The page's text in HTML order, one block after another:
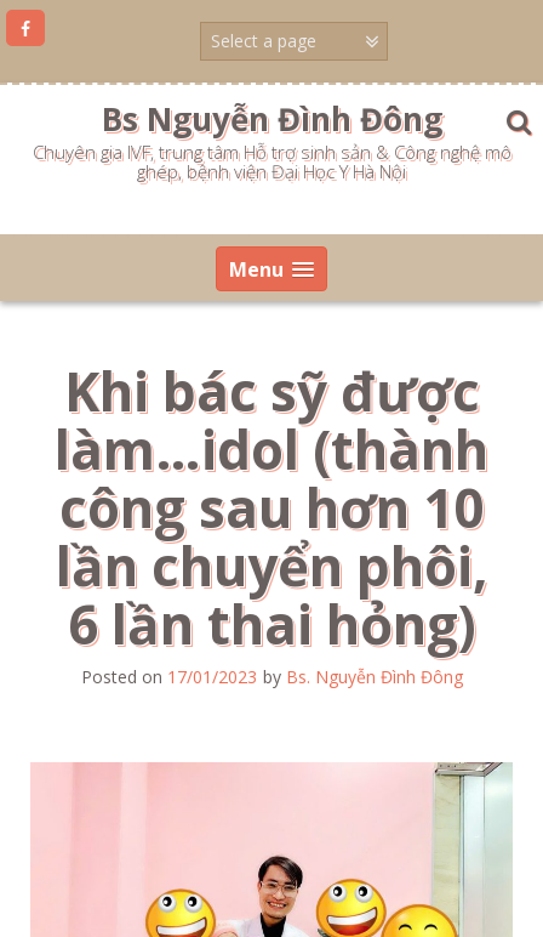
Skip
Bs Nguyễn Đình Đông
Chuyên gia IVF, trung tâm Hỗ trợ sinh sản & Công nghệ mô
ghép, bệnh viện Đại Học Y Hà Nội
Menu
Khi bác sỹ được
làm…idol (thành
công sau hơn 10
lần chuyển phôi,
6 lần thai hỏng)
Posted on 17/01/2023 by Bs. Nguyễn Đình Đông